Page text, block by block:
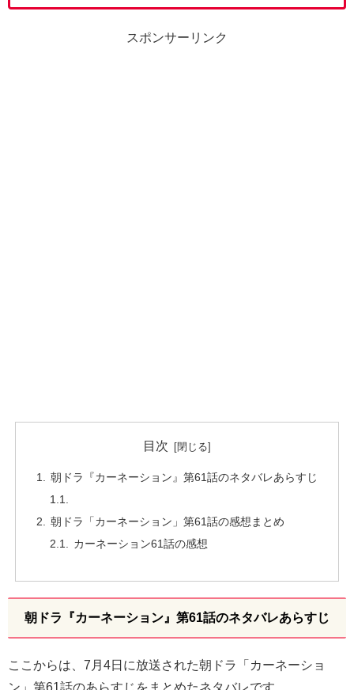
スポンサーリンク
目次
朝ドラ『カーネーション』第61話のネタバレあらすじ
朝ドラ「カーネーション」第61話の感想まとめ
カーネーション61話の感想
朝ドラ『カーネーション』第61話のネタバレあらすじ
ここからは、7月4日に放送された朝ドラ「カーネーショ
ン」第61話のあらすじをまとめたネタバレです。